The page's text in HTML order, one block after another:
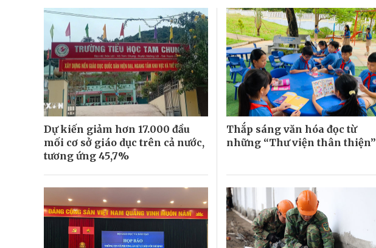
Dự kiến giảm hơn 17.000 đầu
mối cơ sở giáo dục trên cả nước,
tương ứng 45,7%
Thắp sáng văn hóa đọc từ
những “Thư viện thân thiện”